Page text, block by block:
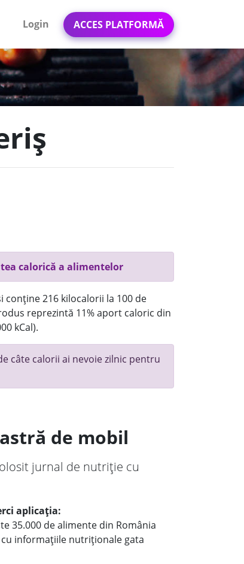
Login ACCES PLATFORMĂ
calorică a alimentelor
conține 216 kilocalorii la 100 de
reprezintă 11% aport caloric din
kCal).
câte calorii ai nevoie zilnic pentru
de mobil
jurnal de nutriție cu
aplicația:
35.000 de alimente din România
cu informațiile nutriționale gata